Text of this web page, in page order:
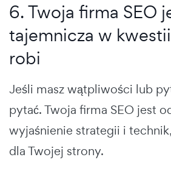
6. Twoja firma SEO
tajemnicza w
robi
Jeśli masz wątpliwości lub
pytać. Twoja firma SEO jest
wyjaśnienie strategii i
dla Twojej strony.